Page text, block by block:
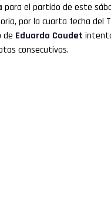
para el partido de este
por la cuarta fecha del
de Eduardo Coudet
consecutivas.